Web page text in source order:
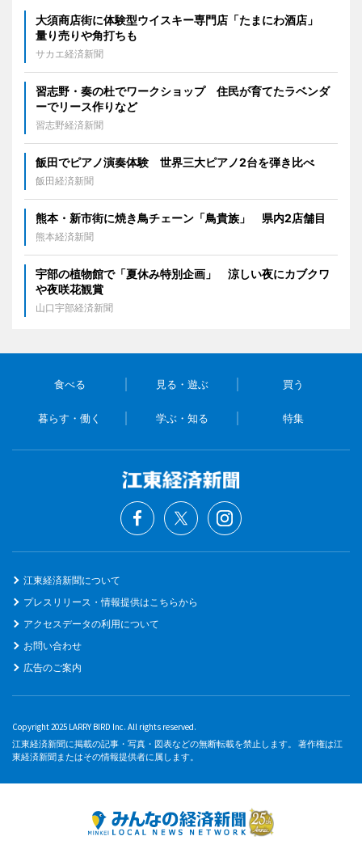
大須商店街に体験型ウイスキー専門店「たまにわ酒店」
量り売りや角打ちも
サカエ経済新聞
習志野・奏の杜でワークショップ 住民が育てたラベンダ
ーでリース作りなど
習志野経済新聞
飯田でピアノ演奏体験 世界三大ピアノ2台を弾き比べ
飯田経済新聞
熊本・新市街に焼き鳥チェーン「鳥貴族」 県内2店舗目
熊本経済新聞
宇部の植物館で「夏休み特別企画」 涼しい夜にカブクワ
や夜咲花観賞
山口宇部経済新聞
食べる 見る・遊ぶ 買う
暮らす・働く 学ぶ・知る 特集
江東経済新聞について
プレスリリース・情報提供はこちらから
アクセスデータの利用について
お問い合わせ
広告のご案内
Copyright 2025 LARRY BIRD Inc. All rights reserved.
江東経済新聞に掲載の記事・写真・図表などの無断転載を禁止します。 著作権は江
東経済新聞またはその情報提供者に属します。